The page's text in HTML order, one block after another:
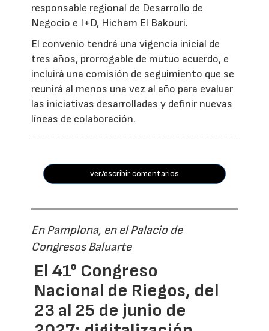
responsable regional de Desarrollo de
Negocio e I+D, Hicham El Bakouri.
El convenio tendrá una vigencia inicial de
tres años, prorrogable de mutuo acuerdo, e
incluirá una comisión de seguimiento que se
reunirá al menos una vez al año para evaluar
las iniciativas desarrolladas y definir nuevas
líneas de colaboración.
ver/escribir comentarios
En Pamplona, en el Palacio de
Congresos Baluarte
El 41° Congreso
Nacional de Riegos, del
23 al 25 de junio de